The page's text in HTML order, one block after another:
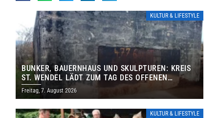
KULTUR & LIFESTYLE
BUNKER, BAUERNHAUS UND SKULPTUREN: KREIS
ST. WENDEL LÄDT ZUM TAG DES OFFENEN
DENKMALS EIN
Freitag, 7. August 2026
KULTUR & LIFESTYLE